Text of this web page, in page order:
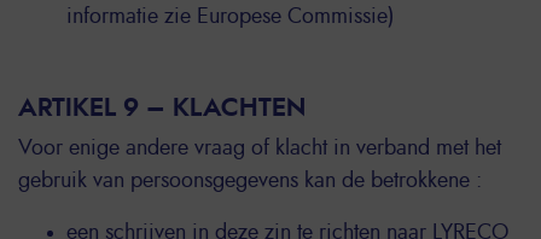
informatie zie Europese Commissie)
ARTIKEL 9 – KLACHTEN
Voor enige andere vraag of klacht in verband met het
gebruik van persoonsgegevens kan de betrokkene :
een schrijven in deze zin te richten naar LYRECO